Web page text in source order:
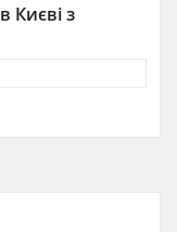
Києві з